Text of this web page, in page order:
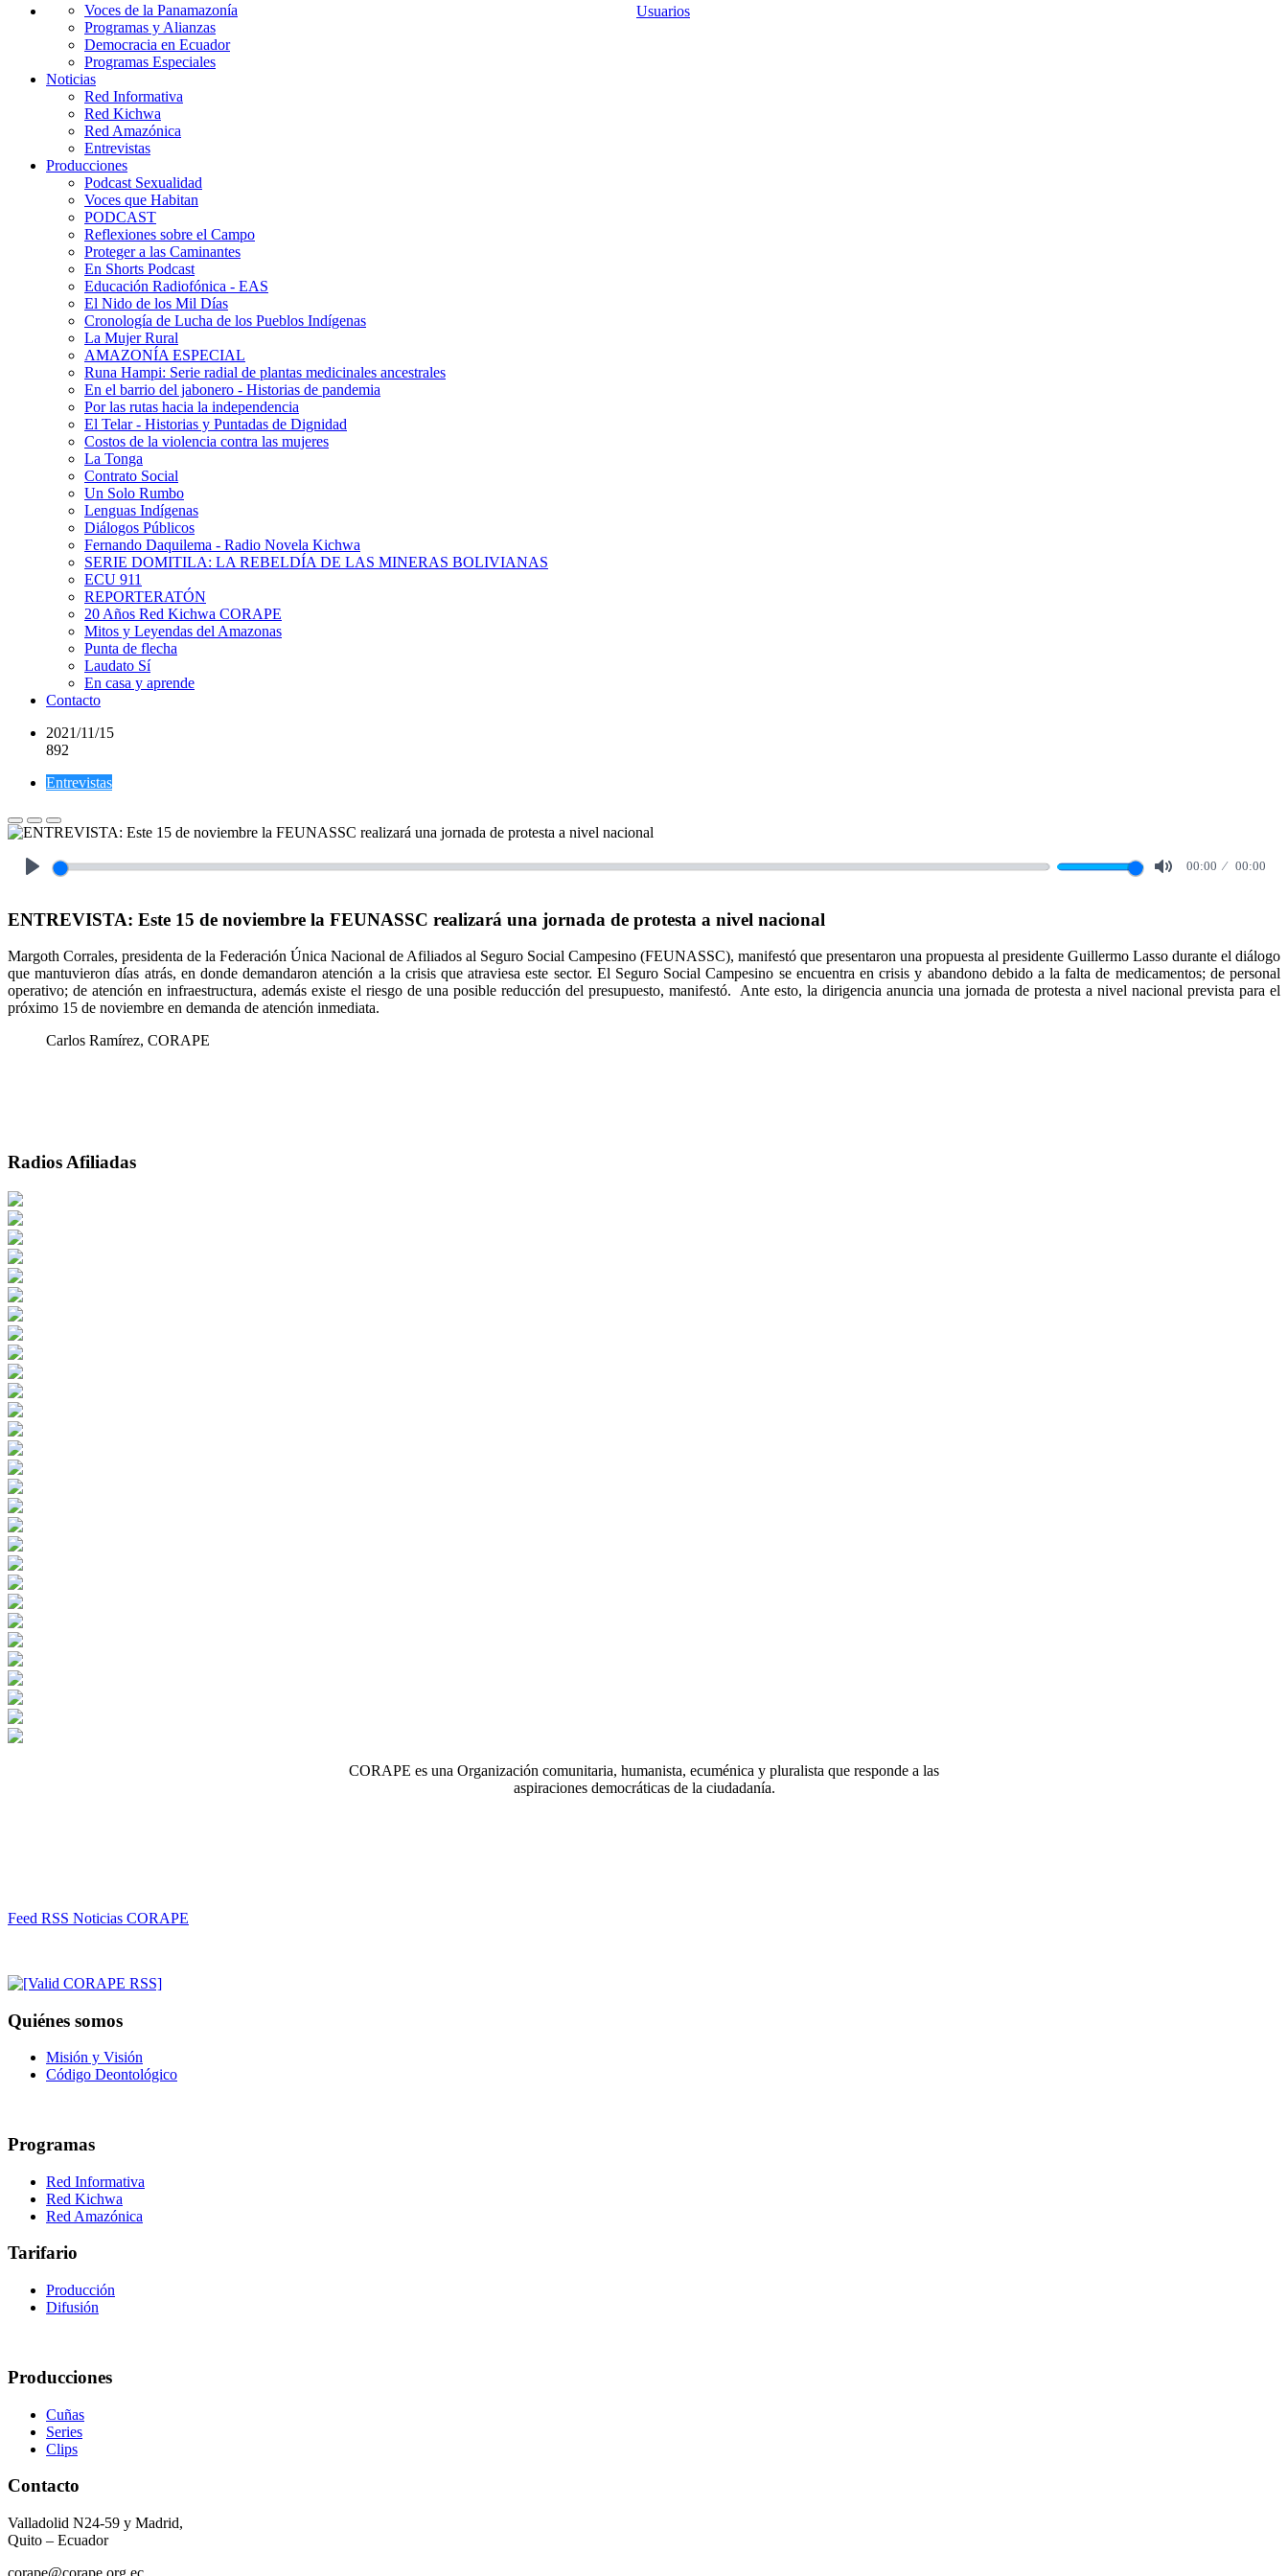
Usuarios
Voces de la Panamazonía
Programas y Alianzas
Democracia en Ecuador
Programas Especiales
Noticias
Red Informativa
Red Kichwa
Red Amazónica
Entrevistas
Producciones
Podcast Sexualidad
Voces que Habitan
PODCAST
Reflexiones sobre el Campo
Proteger a las Caminantes
En Shorts Podcast
Educación Radiofónica - EAS
El Nido de los Mil Días
Cronología de Lucha de los Pueblos Indígenas
La Mujer Rural
AMAZONÍA ESPECIAL
Runa Hampi: Serie radial de plantas medicinales ancestrales
En el barrio del jabonero - Historias de pandemia
Por las rutas hacia la independencia
El Telar - Historias y Puntadas de Dignidad
Costos de la violencia contra las mujeres
La Tonga
Contrato Social
Un Solo Rumbo
Lenguas Indígenas
Diálogos Públicos
Fernando Daquilema - Radio Novela Kichwa
SERIE DOMITILA: LA REBELDÍA DE LAS MINERAS BOLIVIANAS
ECU 911
REPORTERATÓN
20 Años Red Kichwa CORAPE
Mitos y Leyendas del Amazonas
Punta de flecha
Laudato Sí
En casa y aprende
Contacto
2021/11/15
892
Entrevistas
00:00 00:00
ENTREVISTA: Este 15 de noviembre la FEUNASSC realizará una jornada de protesta a nivel nacional
Margoth Corrales, presidenta de la Federación Única Nacional de Afiliados al Seguro Social Campesino (FEUNASSC), manifestó que presentaron una propuesta al presidente Guillermo Lasso durante el diálogo
que mantuvieron días atrás, en donde demandaron atención a la crisis que atraviesa este sector. El Seguro Social Campesino se encuentra en crisis y abandono debido a la falta de medicamentos; de personal
operativo; de atención en infraestructura, además existe el riesgo de una posible reducción del presupuesto, manifestó. Ante esto, la dirigencia anuncia una jornada de protesta a nivel nacional prevista para el
próximo 15 de noviembre en demanda de atención inmediata.
Carlos Ramírez, CORAPE
Radios Afiliadas
CORAPE es una Organización comunitaria, humanista, ecuménica y pluralista que responde a las
aspiraciones democráticas de la ciudadanía.
Feed RSS Noticias CORAPE
Quiénes somos
Misión y Visión
Código Deontológico
Programas
Red Informativa
Red Kichwa
Red Amazónica
Tarifario
Producción
Difusión
Producciones
Cuñas
Series
Clips
Contacto
Valladolid N24-59 y Madrid,
Quito – Ecuador
corape@corape.org.ec